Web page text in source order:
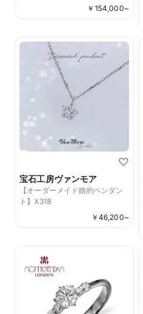
￥ 154,000~
宝石工房ヴァンモア
【オーダーメイド婚約ペンダン
ト】X318
￥ 46,200~